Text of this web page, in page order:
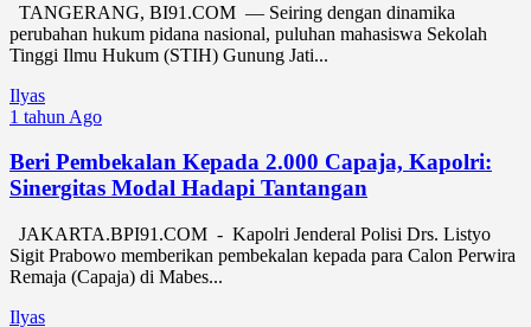
TANGERANG, BI91.COM — Seiring dengan dinamika
perubahan hukum pidana nasional, puluhan mahasiswa Sekolah
Tinggi Ilmu Hukum (STIH) Gunung Jati...
Ilyas
1 tahun Ago
Beri Pembekalan Kepada 2.000 Capaja, Kapolri:
Sinergitas Modal Hadapi Tantangan
JAKARTA.BPI91.COM - Kapolri Jenderal Polisi Drs. Listyo
Sigit Prabowo memberikan pembekalan kepada para Calon Perwira
Remaja (Capaja) di Mabes...
Ilyas